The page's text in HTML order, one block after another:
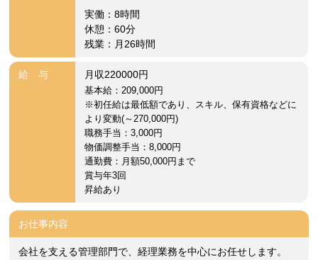
実働：8時間
休憩：60分
残業：月26時間
給 与 月収220000円
基本給：209,000円
※初任給は最低額であり、スキル、保有資格などに
より変動(～270,000円)
職務手当：3,000円
物価調整手当：8,000円
通勤費：月額50,000円まで
賞与年3回
昇給あり
お仕事内容
会社を支える管理部門で、経理業務を中心にお任せします。